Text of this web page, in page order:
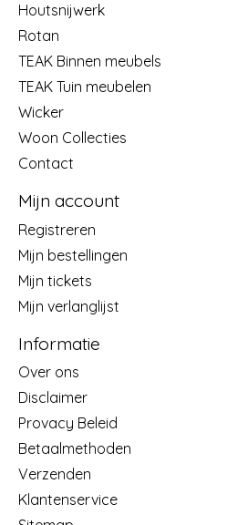
Houtsnijwerk
Rotan
TEAK Binnen meubels
TEAK Tuin meubelen
Wicker
Woon Collecties
Contact
Mijn account
Registreren
Mijn bestellingen
Mijn tickets
Mijn verlanglijst
Informatie
Over ons
Disclaimer
Provacy Beleid
Betaalmethoden
Verzenden
Klantenservice